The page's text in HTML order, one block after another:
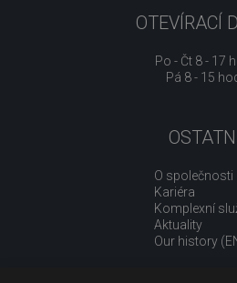
OTEVÍRACÍ
Po - Čt 8 - 17
Pá 8 - 15
O společnosti
Kariéra
Komplexní
Aktuality
Our history